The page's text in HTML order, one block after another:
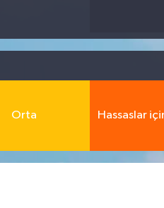
Orta Hassaslar